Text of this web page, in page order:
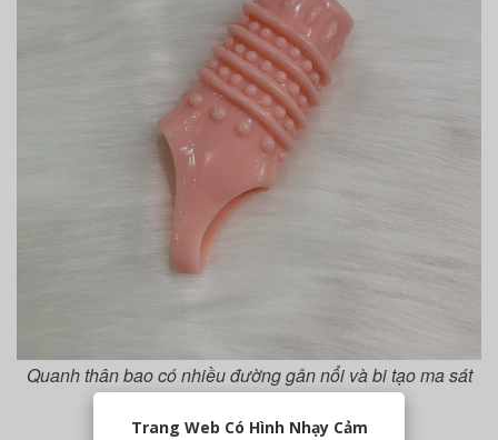
Quanh thân bao có nhiều đường gân nổi và bi tạo ma sát
Trang Web Có Hình Nhạy Cảm